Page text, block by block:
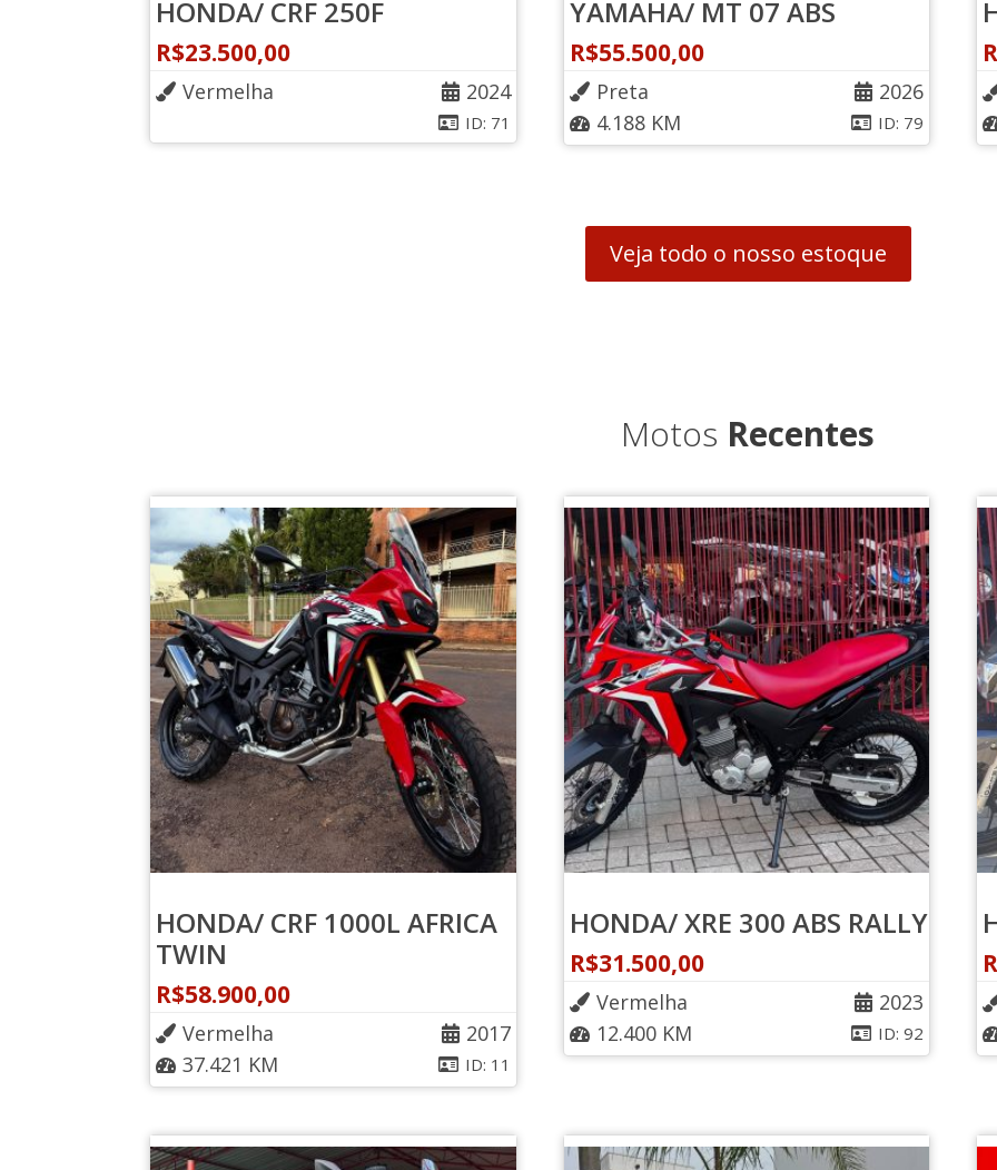
HONDA/ CRF 250F
R$23.500,00
2024
Vermelha
ID: 71
YAMAHA/ MT 07 ABS
R$55.500,00
2026
Preta
ID: 79
4.188 KM
Veja todo o nosso estoque
Motos Recentes
HONDA/ CRF 1000L AFRICA
TWIN
R$58.900,00
2017
Vermelha
ID: 11
37.421 KM
HONDA/ XRE 300 ABS RALLY
R$31.500,00
2023
Vermelha
ID: 92
12.400 KM